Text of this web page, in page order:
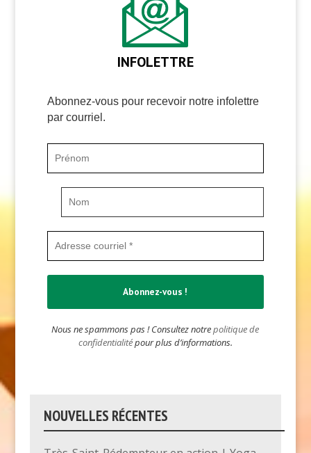
INFOLETTRE
Abonnez-vous pour recevoir notre infolettre
par courriel.
Nous ne spammons pas ! Consultez notrepolitique de
confidentialitépour plus d’informations.
NOUVELLES RÉCENTES